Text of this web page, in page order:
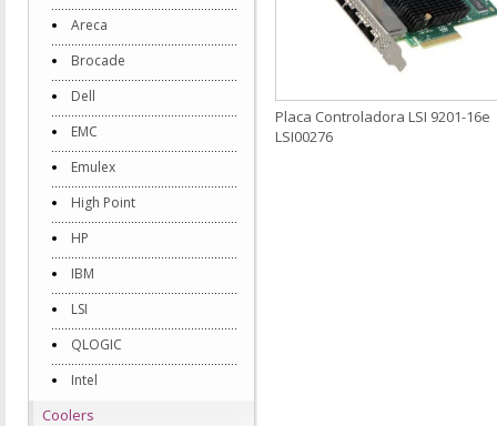
Areca
Brocade
Dell
EMC
Emulex
High Point
HP
IBM
LSI
QLOGIC
Intel
Coolers
Placa Controladora LSI 9201-16e
LSI00276